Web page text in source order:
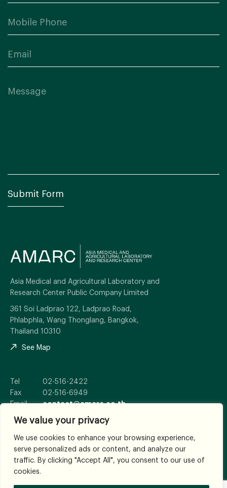
We value your privacy
We use cookies to enhance your browsing experience,
serve personalized ads or content, and analyze our
traffic. By clicking "Accept All", you consent to our use of
cookies.
Asia Medical and Agricultural Laboratory and
Research Center Public Company Limited
361 Soi Ladprao 122, Ladprao Road,
Phlabphla, Wang Thonglang, Bangkok,
Thailand 10310
See Map
Tel
02-516-2422
Fax
02-516-6949
Email
contact@amarc.co.th
© 2026
All Rights Reserved.
Terms and Conditions